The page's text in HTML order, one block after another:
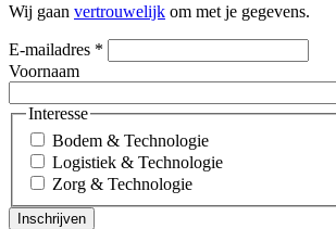
Wij gaan vertrouwelijk om met je gegevens.
E-mailadres *
Voornaam
Interesse
Bodem & Technologie
Logistiek & Technologie
Zorg & Technologie
Inschrijven